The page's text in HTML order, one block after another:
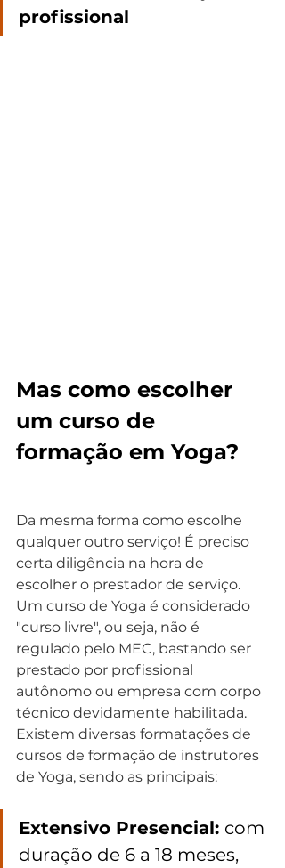
profissional
Mas como escolher
um curso de
formação em Yoga?
Da mesma forma como escolhe
qualquer outro serviço! É preciso
certa diligência na hora de
escolher o prestador de serviço.
Um curso de Yoga é considerado
"curso livre", ou seja, não é
regulado pelo MEC, bastando ser
prestado por profissional
autônomo ou empresa com corpo
técnico devidamente habilitada.
Existem diversas formatações de
cursos de formação de instrutores
de Yoga, sendo as principais:
Extensivo Presencial: com
duração de 6 a 18 meses,